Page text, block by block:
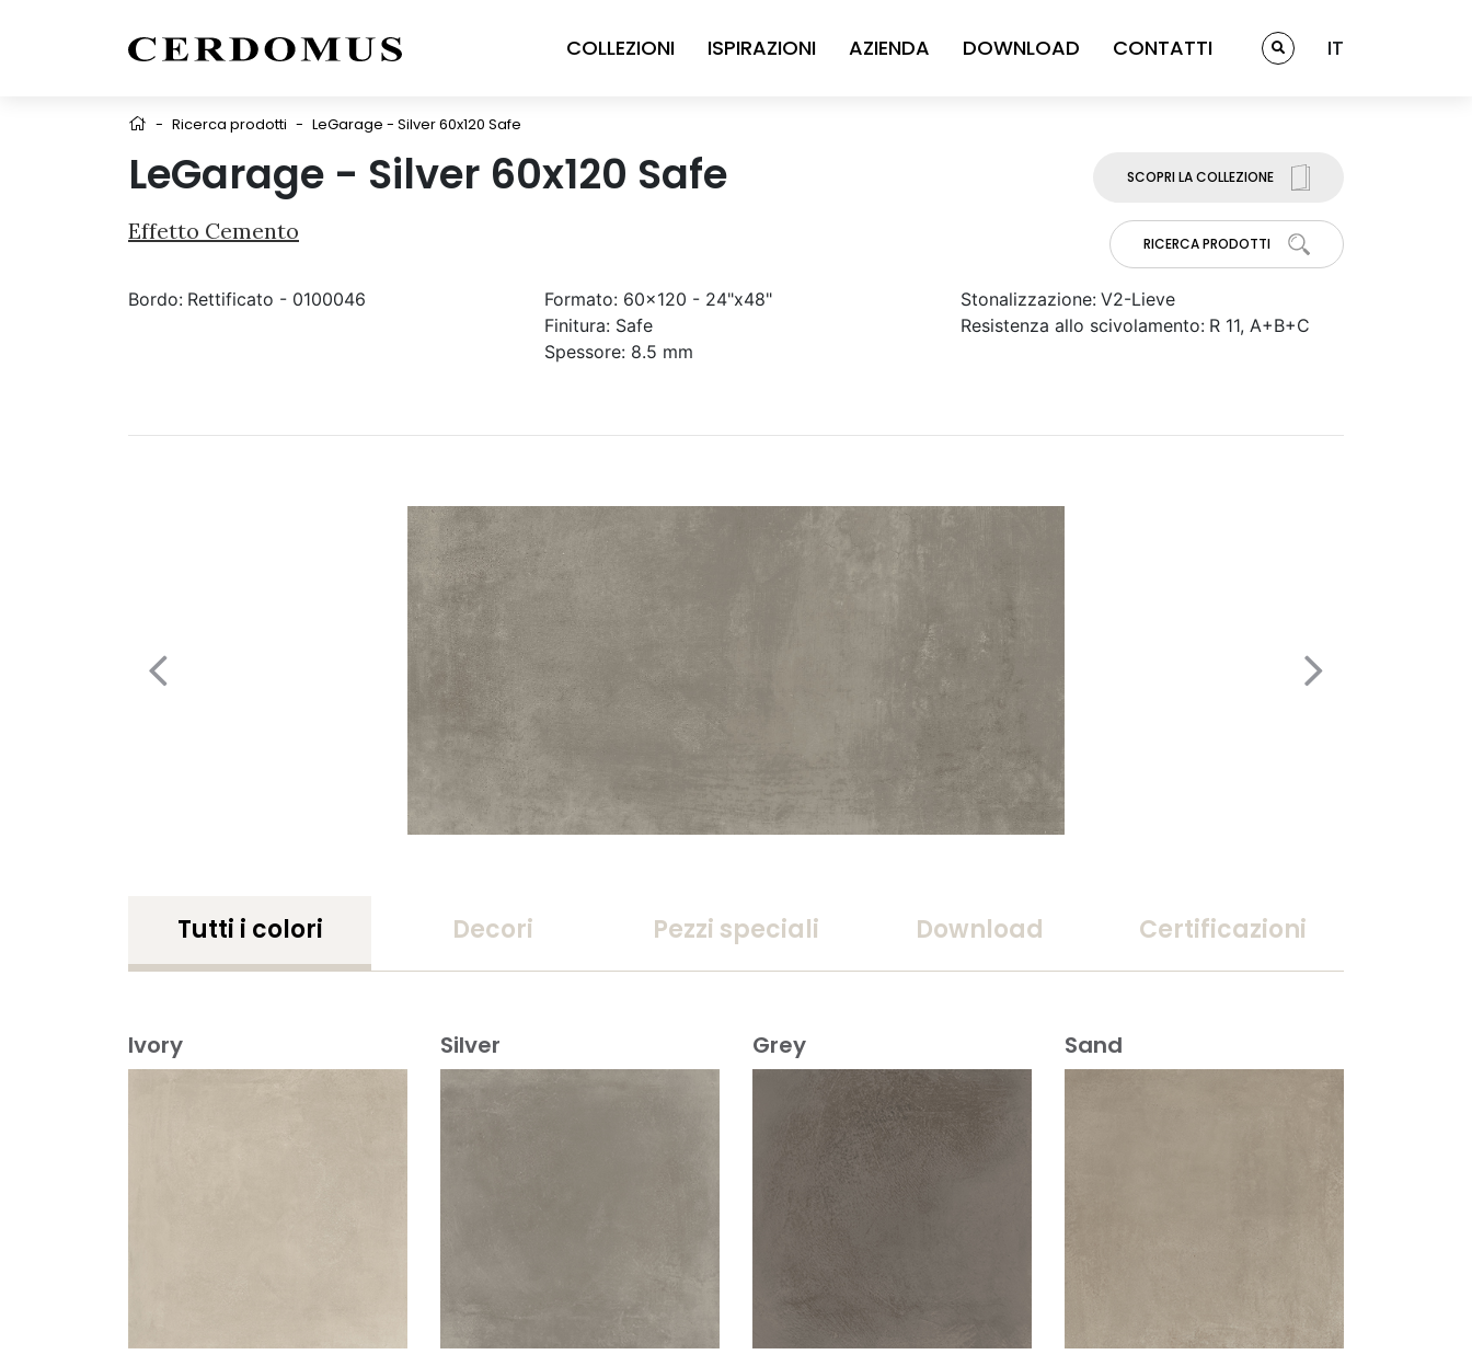
COLLEZIONI ISPIRAZIONI AZIENDA DOWNLOAD CONTATTI IT
- Ricerca prodotti - LeGarage - Silver 60x120 Safe
LeGarage - Silver 60x120 Safe
Effetto Cemento
SCOPRI LA COLLEZIONE
RICERCA PRODOTTI
Bordo: Rettificato - 0100046 Formato: 60x120 - 24"x48"
Finitura: Safe
Spessore: 8.5 mm
Stonalizzazione: V2-Lieve
Resistenza allo scivolamento: R 11, A+B+C
Tutti i colori Decori Pezzi speciali Download Certificazioni
Ivory Silver Grey Sand